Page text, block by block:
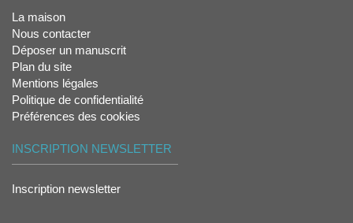
La maison
Nous contacter
Déposer un manuscrit
Plan du site
Mentions légales
Politique de confidentialité
Préférences des cookies
INSCRIPTION NEWSLETTER
Inscription newsletter